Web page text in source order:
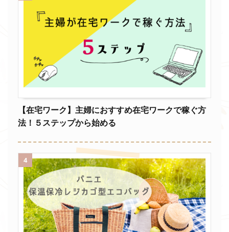
【在宅ワーク】主婦におすすめ在宅ワークで稼ぐ方
法！５ステップから始める
4